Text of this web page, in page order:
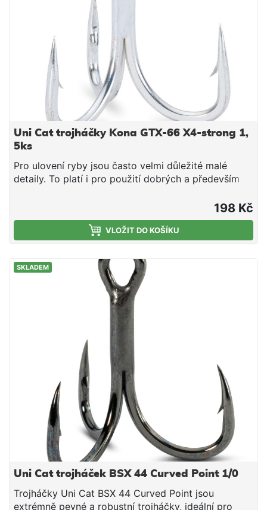
Uni Cat trojháčky Kona GTX-66 X4-strong 1,
5ks
Pro ulovení ryby jsou často velmi důležité malé
detaily. To platí i pro použití dobrých a především
nástraha k ničemu. Zde představujeme naši novou
vysoce kvalitní sérii háčků Kona. Všechny modely
háčků Kona jsou vyrobeny z vysoce uhlíkové oceli a
K dispozici jsou různé modely, které jsou
přizpůsobeny příslušné oblasti použití. Přesvědčte
se sami o vynikající kvalitě těchto háčků. Balení: 5 ks
Velikost: 1 Vysoce uhlíková ocel Dlouhotrvající
198 Kč
VLOŽIT DO KOŠÍKU
SKLADEM
Uni Cat trojháček BSX 44 Curved Point 1/0
Trojháčky Uni Cat BSX 44 Curved Point jsou
extrémně pevné a robustní trojháčky, ideální pro